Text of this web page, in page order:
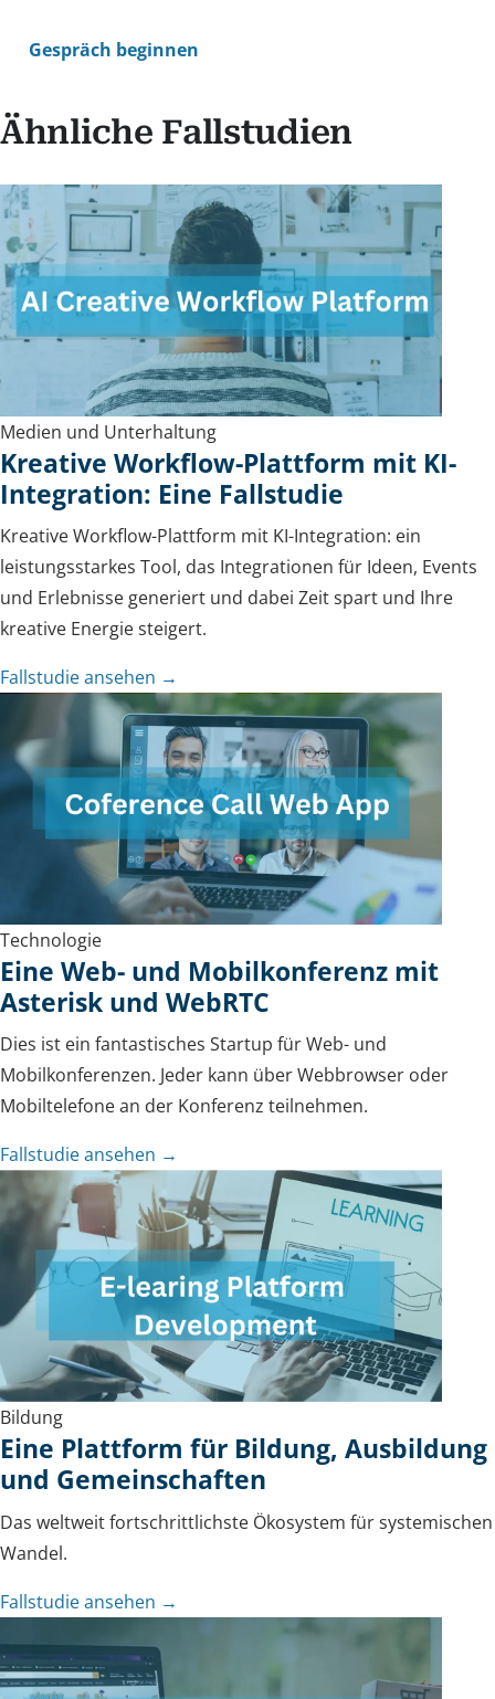
Gespräch beginnen
Ähnliche Fallstudien
Medien und Unterhaltung
Kreative Workflow-Plattform mit KI-
Integration: Eine Fallstudie
Kreative Workflow-Plattform mit KI-Integration: ein
leistungsstarkes Tool, das Integrationen für Ideen, Events
und Erlebnisse generiert und dabei Zeit spart und Ihre
kreative Energie steigert.
Fallstudie ansehen →
Technologie
Eine Web- und Mobilkonferenz mit
Asterisk und WebRTC
Dies ist ein fantastisches Startup für Web- und
Mobilkonferenzen. Jeder kann über Webbrowser oder
Mobiltelefone an der Konferenz teilnehmen.
Fallstudie ansehen →
Bildung
Eine Plattform für Bildung, Ausbildung
und Gemeinschaften
Das weltweit fortschrittlichste Ökosystem für systemischen
Wandel.
Fallstudie ansehen →